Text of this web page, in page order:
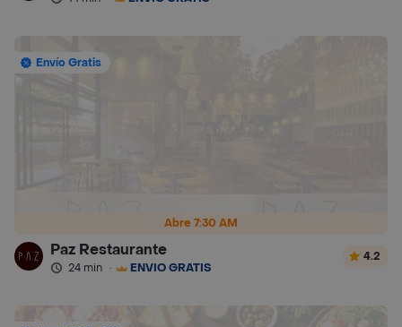
Abre 7:30 AM
Envío Gratis
Paz Restaurante
24 min · ENVÍO GRATIS
4.2